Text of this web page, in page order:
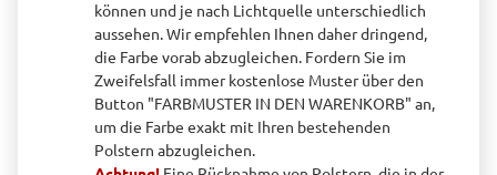
können und je nach Lichtquelle unterschiedlich
aussehen. Wir empfehlen Ihnen daher dringend,
die Farbe vorab abzugleichen. Fordern Sie im
Zweifelsfall immer kostenlose Muster über den
Button "FARBMUSTER IN DEN WARENKORB" an,
um die Farbe exakt mit Ihren bestehenden
Polstern abzugleichen.